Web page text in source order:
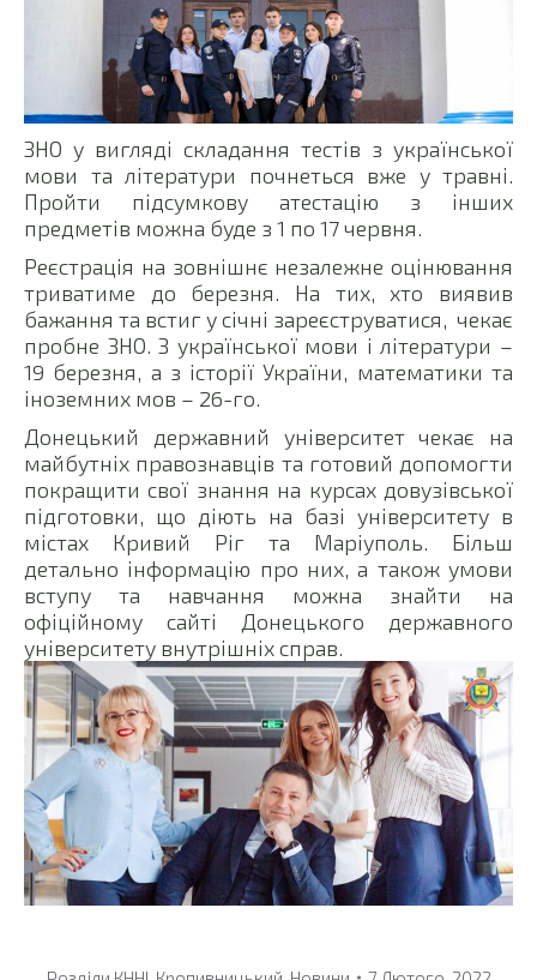
ЗНО у вигляді складання тестів з української
мови та літератури почнеться вже у травні.
Пройти підсумкову атестацію з інших
предметів можна буде з 1 по 17 червня.
Реєстрація на зовнішнє незалежне оцінювання
триватиме до березня. На тих, хто виявив
бажання та встиг у січні зареєструватися, чекає
пробне ЗНО. З української мови і літератури –
19 березня, а з історії України, математики та
іноземних мов – 26-го.
Донецький державний університет чекає на
майбутніх правознавців та готовий допомогти
покращити свої знання на курсах довузівської
підготовки, що діють на базі університету в
містах Кривий Ріг та Маріуполь. Більш
детально інформацію про них, а також умови
вступу та навчання можна знайти на
офіційному сайті Донецького державного
університету внутрішніх справ.